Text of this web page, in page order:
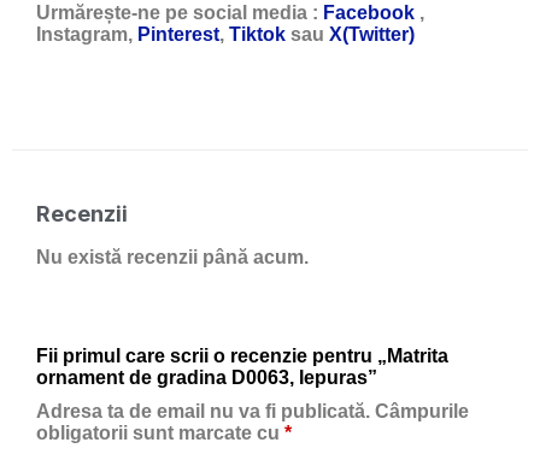
Urmărește-ne pe social media : Facebook ,
Instagram, Pinterest, Tiktok sau X(Twitter)
Recenzii
Nu există recenzii până acum.
Fii primul care scrii o recenzie pentru „Matrita
ornament de gradina D0063, Iepuras”
Adresa ta de email nu va fi publicată. Câmpurile
obligatorii sunt marcate cu *